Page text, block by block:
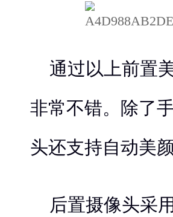
通过以上前置
非常不错。除了
头还支持自动美
后置摄像头采